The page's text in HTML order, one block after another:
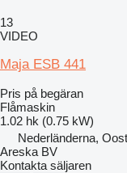
13
VIDEO
Maja ESB 441
Pris på begäran
Flåmaskin
1.02 hk (0.75 kW)
Nederländerna,
Areska BV
Kontakta säljaren